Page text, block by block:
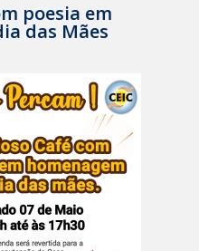
poesia em
das Mães